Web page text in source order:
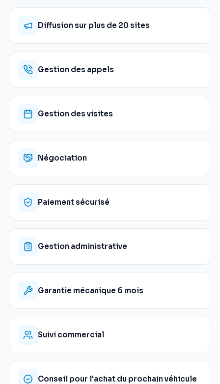
Diffusion sur plus de 20 sites
Gestion des appels
Gestion des visites
Négociation
Paiement sécurisé
Gestion administrative
Garantie mécanique 6 mois
Suivi commercial
Conseil pour l'achat du prochain véhicule